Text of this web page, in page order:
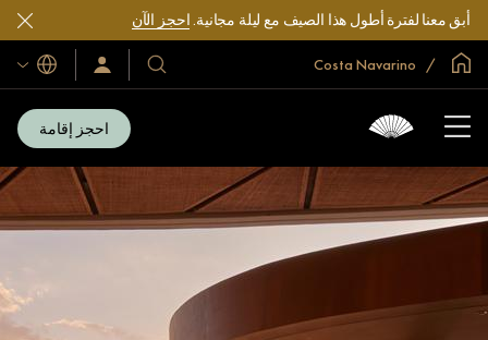
أبق معنا لفترة أطول هذا الصيف مع ليلة مجانية.احجز الآن
الصفحة الرئيسية العالمية
فنادقنا
ومنتجعاتنا
سجّل
الدخول/
اللغات
احجز إقامة